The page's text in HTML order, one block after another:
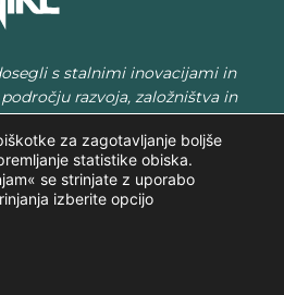
s stalnimi inovacijami in
razvoja, založništva in
tipično pridobimo vzorce in
kot ostala podjetja. Ker
bodo zapolnjevali nezasedene
še ni utegnila razviti.
medij za področje
in mehatronike v Sloveniji in
za zagotavljanje boljše
statistike obiska.
se strinjate z uporabo
izberite opcijo